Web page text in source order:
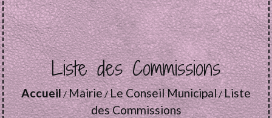
Liste des Commissions
Accueil/Mairie/Le Conseil Municipal/Liste
des Commissions